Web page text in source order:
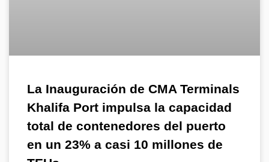
La Inauguración de CMA Terminals
Khalifa Port impulsa la capacidad
total de contenedores del puerto
en un 23% a casi 10 millones de